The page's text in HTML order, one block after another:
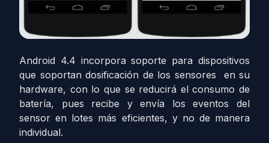
Android 4.4 incorpora soporte para dispositivos
que soportan dosificación de los sensores en su
hardware, con lo que se reducirá el consumo de
batería, pues recibe y envía los eventos del
sensor en lotes más eficientes, y no de manera
individual.